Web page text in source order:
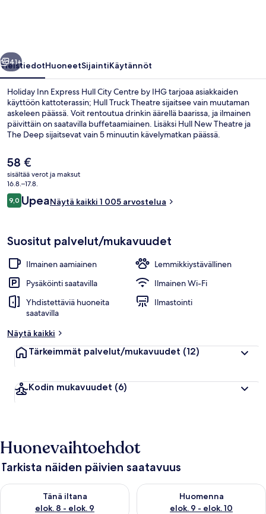
IHG
valokuvagalleria
Seuraava
41+
YleistiedotHuoneetSijaintiKäytännöt
Holiday Inn Express Hull City Centre by IHG tarjoaa asiakkaiden
käyttöön kattoterassin; Hull Truck Theatre sijaitsee vain muutaman
askeleen päässä. Voit rentoutua drinkin äärellä baarissa, ja ilmainen
päivittäin on saatavilla buffetaamiainen. Lisäksi Hull New Theatre ja
The Deep sijaitsevat vain 5 minuutin kävelymatkan päässä.
ja aamupalaa.
Nykyinen
hinta
on
58 €
58 €
sisältää verot ja maksut
16.8.–17.8.
Arvostelut
9,09,0 kautta 10.
UpeaNäytä kaikki 1 005 arvostelua
Suositut palvelut/mukavuudet
Ilmainen aamiainen
Lemmikkiystävällinen
Pysäköinti saatavilla
Ilmainen Wi-Fi
Yhdistettäviä huoneita
saatavilla
Ilmastointi
Näytä kaikki
Tärkeimmät palvelut/mukavuudet (12)
Kodin mukavuudet (6)
Huonevaihtoehdot
Tarkista näiden päivien saatavuus
Tänä iltana
elok. 8 - elok. 9
Tarkista tämän illan saatavuus elok. 8 - elok. 9
Huomenna
elok. 9 - elok. 10
Tarkista huomisen saatavuus